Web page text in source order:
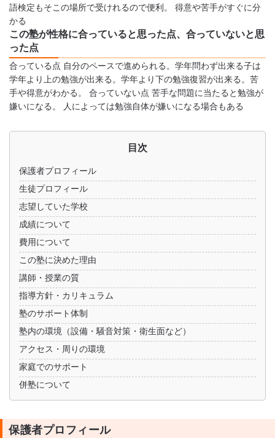
語検定もそこの場所で受けれるので便利。 得意や苦手がすぐに分
かる
この塾が性格に合っていると思った点、合っていないと思
った点
合っている点 自分のペースで進められる。学年問わず出来る子は
学年より上の勉強が出来る。学年より下の勉強復習が出来る。苦
手や得意がわかる。 合っていない点 苦手な問題に当たると勉強が
嫌いになる。 人によっては勉強自体が嫌いになる場合もある
目次
保護者プロフィール
生徒プロフィール
志望していた学校
成績について
費用について
この塾に決めた理由
講師・授業の質
指導方針・カリキュラム
塾のサポート体制
塾内の環境（設備・騒音対策・衛生面など）
アクセス・周りの環境
家庭でのサポート
併塾について
保護者プロフィール